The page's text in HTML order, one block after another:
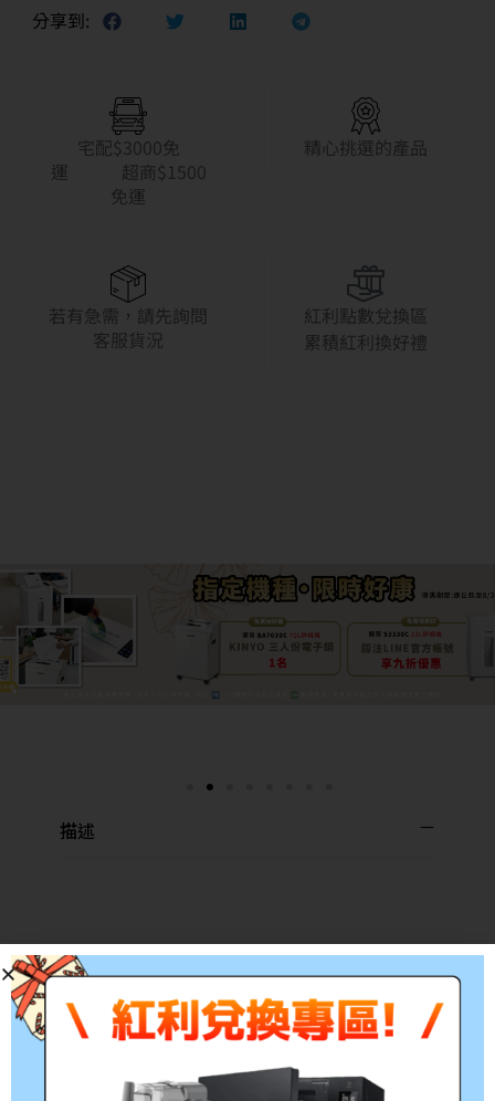
分享到:
宅配$3000免
運 超商$1500
免運
精心挑選的產品
若有急需，請先詢問
客服貨況
紅利點數兌換區
累積紅利換好禮
描述
分
參考
(C) 碳粉匣